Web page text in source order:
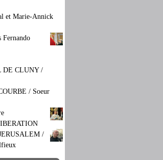
et Marie-Annick
DE CLUNY /
/ Soeur
/